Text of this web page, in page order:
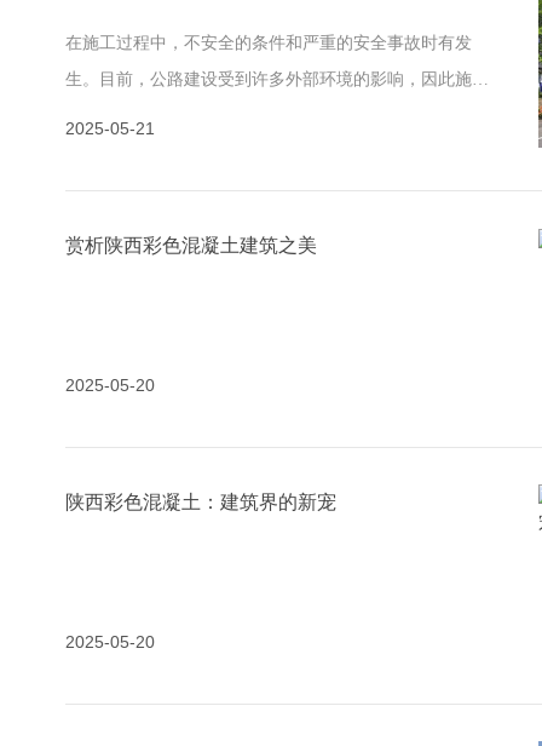
在施工过程中，不安全的条件和严重的安全事故时有发
生。目前，公路建设受到许多外部环境的影响，因此施工
2025-05-21
赏析陕西彩色混凝土建筑之美
2025-05-20
陕西彩色混凝土：建筑界的新宠
2025-05-20